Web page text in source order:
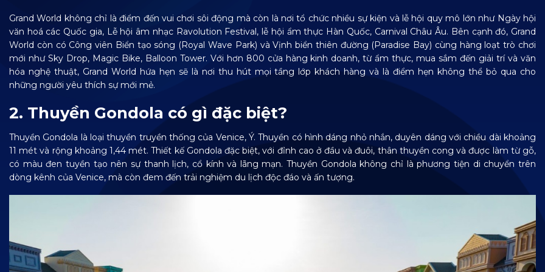
Grand World không chỉ là điểm đến vui chơi sôi động mà còn là nơi tổ chức nhiều sự kiện và lễ hội quy mô lớn như Ngày hội
văn hoá các Quốc gia, Lễ hội âm nhạc Ravolution Festival, lễ hội ẩm thực Hàn Quốc, Carnival Châu Âu. Bên cạnh đó, Grand
World còn có Công viên Biển tạo sóng (Royal Wave Park) và Vịnh biển thiên đường (Paradise Bay) cùng hàng loạt trò chơi
mới như Sky Drop, Magic Bike, Balloon Tower. Với hơn 800 cửa hàng kinh doanh, từ ẩm thực, mua sắm đến giải trí và văn
hóa nghệ thuật, Grand World hứa hẹn sẽ là nơi thu hút mọi tầng lớp khách hàng và là điểm hẹn không thể bỏ qua cho
những người yêu thích sự mới mẻ.
2. Thuyền Gondola có gì đặc biệt?
Thuyền Gondola là loại thuyền truyền thống của Venice, Ý. Thuyền có hình dáng nhỏ nhắn, duyên dáng với chiều dài khoảng
11 mét và rộng khoảng 1,44 mét. Thiết kế Gondola đặc biệt, với đỉnh cao ở đầu và đuôi, thân thuyền cong và được làm từ gỗ,
có màu đen tuyền tạo nên sự thanh lịch, cổ kính và lãng mạn. Thuyền Gondola không chỉ là phương tiện di chuyển trên
dòng kênh của Venice, mà còn đem đến trải nghiệm du lịch độc đáo và ấn tượng.